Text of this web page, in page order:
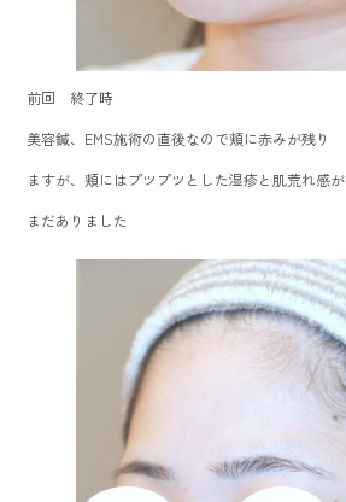
前回 終了時
美容鍼、EMS施術の直後なので頬に赤みが残り
ますが、頬にはプツプツとした湿疹と肌荒れ感が
まだありました